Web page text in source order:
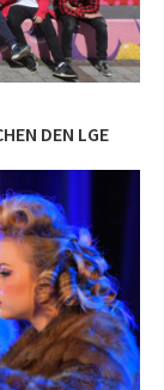
DEN LGE